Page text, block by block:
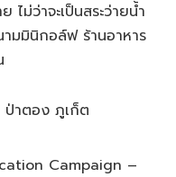
ม่ว่าจะเป็นสระว่ายน้ำ
มินิกอล์ฟ ร้านอาหาร
ป่าตอง ภูเก็ต
Campaign –